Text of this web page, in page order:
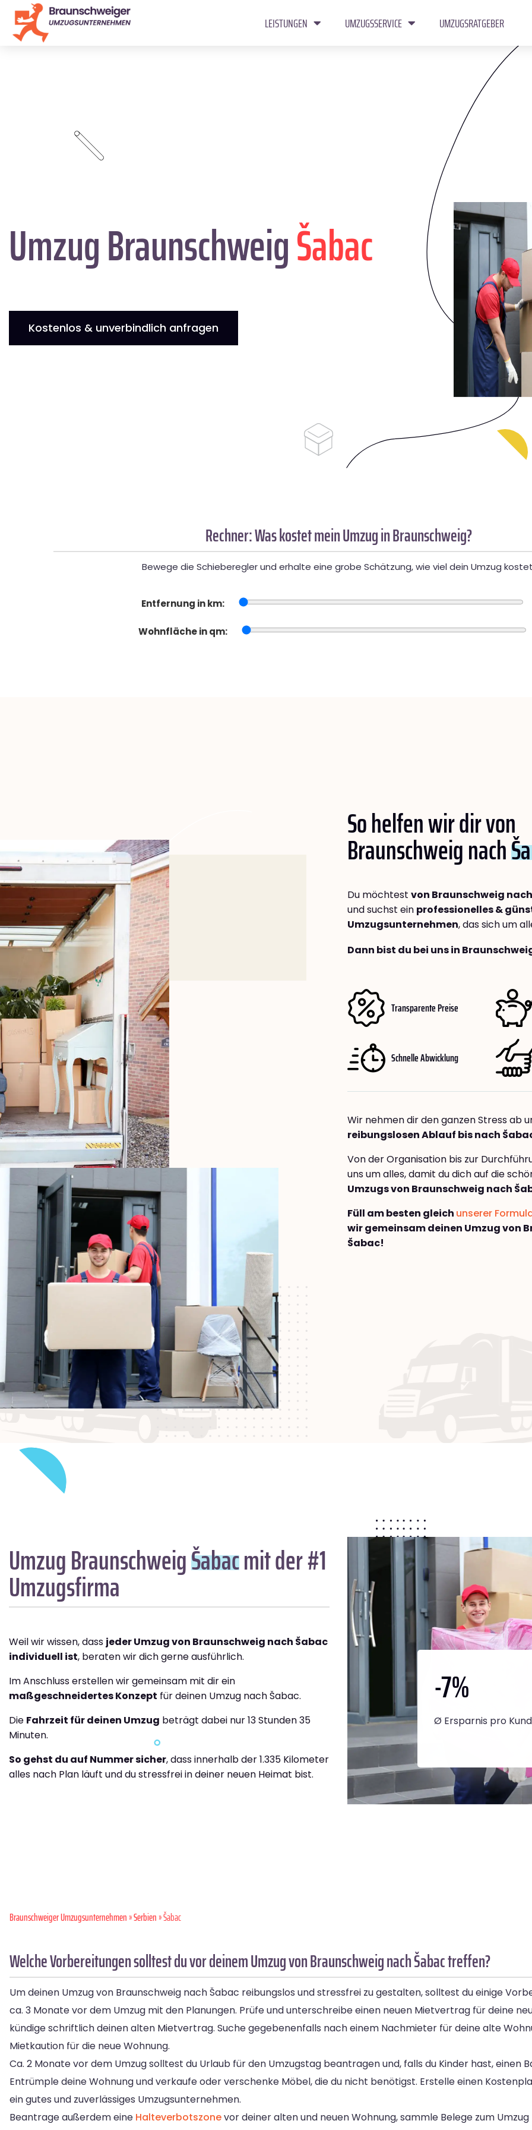
LEISTUNGEN UMZUGSSERVICE UMZUGSRATGEBER
Umzug BraunschweigŠabac
Kostenlos & unverbindlich anfragen
Rechner: Was kostet mein Umzug in Braunschweig?
Bewege die Schieberegler und erhalte eine grobe Schätzung, wie viel dein Umzug
Entfernung in km:
Wohnfläche in qm:
So helfen wir dir von
Braunschweig nach
Du möchtest von Braunschweig
und suchst ein professionelles &
Umzugsunternehmen, das sich um
Dann bist du bei uns in
Transparente Preise
Schnelle Abwicklung
Wir nehmen dir den ganzen Stress ab
reibungslosen Ablauf bis nach
Von der Organisation bis zur
uns um alles, damit du dich auf die
Umzugs von Braunschweig nach
Füll am besten gleich unserer
wir gemeinsam deinen Umzug von
Šabac!
Umzug BraunschweigŠabacmit der #1
Umzugsfirma
Weil wir wissen, dass jeder Umzug von Braunschweig nach Šabac
individuell ist, beraten wir dich gerne ausführlich.
Im Anschluss erstellen wir gemeinsam mit dir ein
maßgeschneidertes Konzept für deinen Umzug nach Šabac.
Die Fahrzeit für deinen Umzug beträgt dabei nur 13 Stunden 35
Minuten.
So gehst du auf Nummer sicher, dass innerhalb der 1.335 Kilometer
alles nach Plan läuft und du stressfrei in deiner neuen Heimat bist.
-7%
Ø Ersparnis pro
Braunschweiger Umzugsunternehmen»Serbien» Šabac
Welche Vorbereitungen solltest du vor deinem Umzug von Braunschweig nach Šabac treffen?
Um deinen Umzug von Braunschweig nach Šabac reibungslos und stressfrei zu gestalten, solltest du einige
ca. 3 Monate vor dem Umzug mit den Planungen. Prüfe und unterschreibe einen neuen Mietvertrag für deine
kündige schriftlich deinen alten Mietvertrag. Suche gegebenenfalls nach einem Nachmieter für deine alte
Mietkaution für die neue Wohnung.
Ca. 2 Monate vor dem Umzug solltest du Urlaub für den Umzugstag beantragen und, falls du Kinder hast, einen
Entrümple deine Wohnung und verkaufe oder verschenke Möbel, die du nicht benötigst. Erstelle einen
ein gutes und zuverlässiges Umzugsunternehmen.
Beantrage außerdem eine Halteverbotszonevor deiner alten und neuen Wohnung, sammle Belege zum